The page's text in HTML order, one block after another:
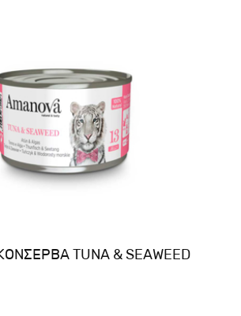
TUNA & SEAWEED